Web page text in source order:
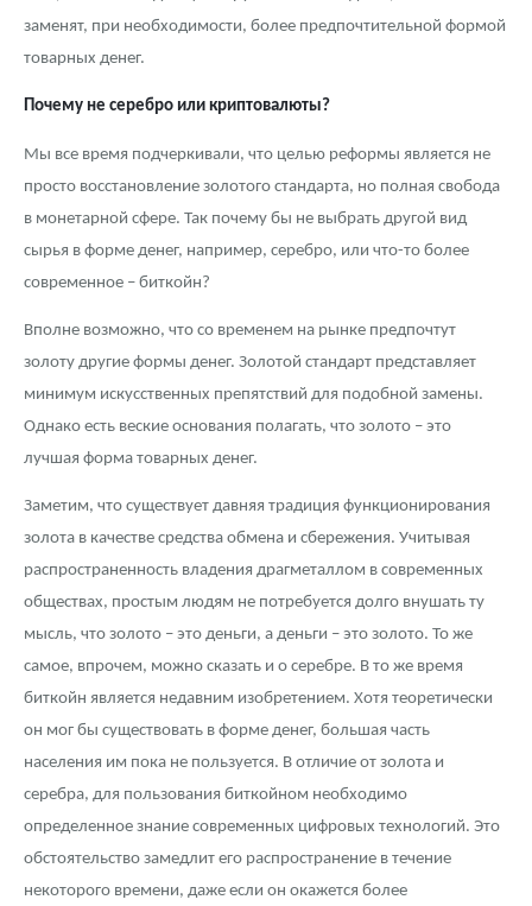
заменят, при необходимости, более предпочтительной формой
товарных денег.
Почему не серебро или криптовалюты?
Мы все время подчеркивали, что целью реформы является не
просто восстановление золотого стандарта, но полная свобода
в монетарной сфере. Так почему бы не выбрать другой вид
сырья в форме денег, например, серебро, или что-то более
современное – биткойн?
Вполне возможно, что со временем на рынке предпочтут
золоту другие формы денег. Золотой стандарт представляет
минимум искусственных препятствий для подобной замены.
Однако есть веские основания полагать, что золото – это
лучшая форма товарных денег.
Заметим, что существует давняя традиция функционирования
золота в качестве средства обмена и сбережения. Учитывая
распространенность владения драгметаллом в современных
обществах, простым людям не потребуется долго внушать ту
мысль, что золото – это деньги, а деньги – это золото. То же
самое, впрочем, можно сказать и о серебре. В то же время
биткойн является недавним изобретением. Хотя теоретически
он мог бы существовать в форме денег, большая часть
населения им пока не пользуется. В отличие от золота и
серебра, для пользования биткойном необходимо
определенное знание современных цифровых технологий. Это
обстоятельство замедлит его распространение в течение
некоторого времени, даже если он окажется более